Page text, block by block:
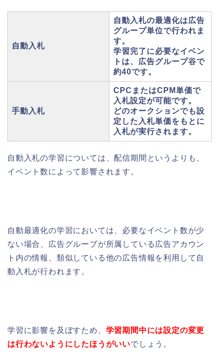
自動入札
自動入札の最適化は広告
グループ単位で行われま
す。
学習完了に必要なイベン
トは、広告グループ谷で
約40です。
手動入札
CPCまたはCPM単価で
入札設定が可能です。
どのオークションでも設
定した入札単価をもとに
入札が実行されます。
自動入札の学習については、配信期間というよりも、
イベント数によって影響されます。
自動最適化の学習においては、必要なイベント数が少
ない場合、広告グループが所属している広告アカウン
ト内の情報、類似している他の広告情報を利用して自
動入札が行われます。
学習に影響を及ぼすため、 学習期間中には設定の変更
は行わないようにしたほうがいいでしょう。